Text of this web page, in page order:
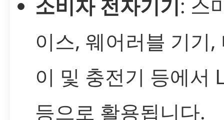
소비자 전자기기: 스
이스, 웨어러블 기기,
이 및 충전기 등에서
등으로 활용됩니다.